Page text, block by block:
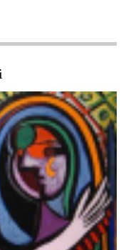
cum l-ar aștepta.
comportamentul
și va evita sa
de exemplu,
sau zone
efortul
o vizita, etc.